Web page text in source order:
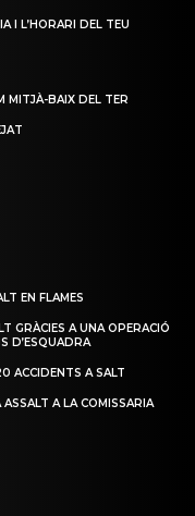
I L’HORARI DEL TEU
MITJÀ-BAIX DEL TER
EN FLAMES
GRÀCIES A UNA OPERACIÓ
D’ESQUADRA
ACCIDENTS A SALT
A LA COMISSARIA